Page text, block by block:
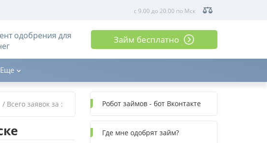
с 9.00 до 20.00 по Мск
одобрения для
Займ бесплатно
Еще
/ Всего заявок за : Робот займов - бот Вконтакте
Где мне одобрят займ?